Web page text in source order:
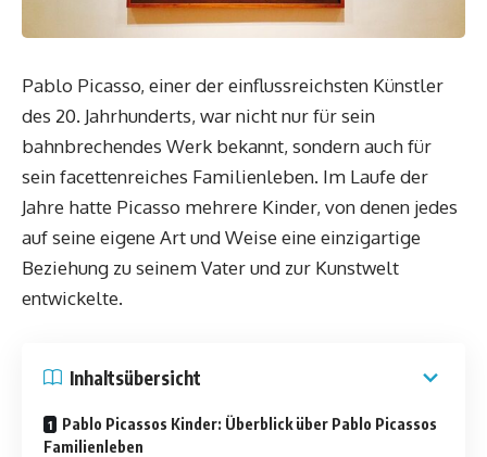
Pablo Picasso, einer der einflussreichsten Künstler
des 20. Jahrhunderts, war nicht nur für sein
bahnbrechendes Werk bekannt, sondern auch für
sein facettenreiches Familienleben. Im Laufe der
Jahre hatte Picasso mehrere Kinder, von denen jedes
auf seine eigene Art und Weise eine einzigartige
Beziehung zu seinem Vater und zur Kunstwelt
entwickelte.
Inhaltsübersicht
Pablo Picassos Kinder: Überblick über Pablo Picassos
Familienleben